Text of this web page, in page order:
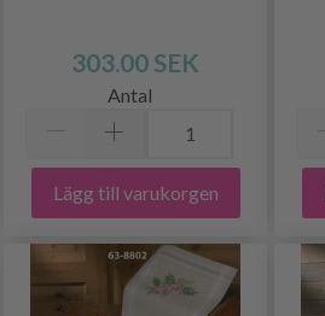
303.00 SEK
Antal
Lägg till varukorgen